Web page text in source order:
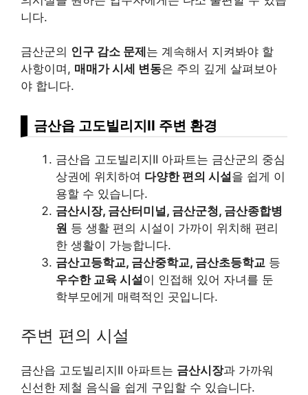
니다.
금산군의 인구 감소 문제 는 계속해서 지켜봐야 할
사항이며, 매매가 시세 변동은 주의 깊게 살펴보아
야 합니다.
금산읍 고도빌리지II 주변 환경
금산읍 고도빌리지II 아파트는 금산군의 중심
상권에 위치하여 다양한 편의 시설을 쉽게 이
용할 수 있습니다.
금산시장, 금산터미널, 금산군청, 금산종합병
원 등 생활 편의 시설이 가까이 위치해 편리
한 생활이 가능합니다.
금산고등학교, 금산중학교, 금산초등학교 등
우수한 교육 시설이 인접해 있어 자녀를 둔
학부모에게 매력적인 곳입니다.
주변 편의 시설
금산읍 고도빌리지II 아파트는 금산시장과 가까워
신선한 제철 음식을 쉽게 구입할 수 있습니다.